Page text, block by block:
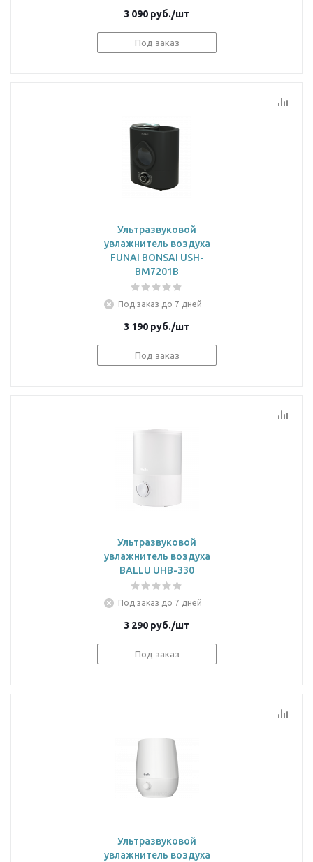
3 090 руб./шт
Под заказ
Ультразвуковой
увлажнитель воздуха
FUNAI BONSAI USH-
BM7201B
Под заказ до 7 дней
3 190 руб./шт
Под заказ
Ультразвуковой
увлажнитель воздуха
BALLU UHB-330
Под заказ до 7 дней
3 290 руб./шт
Под заказ
Ультразвуковой
увлажнитель воздуха